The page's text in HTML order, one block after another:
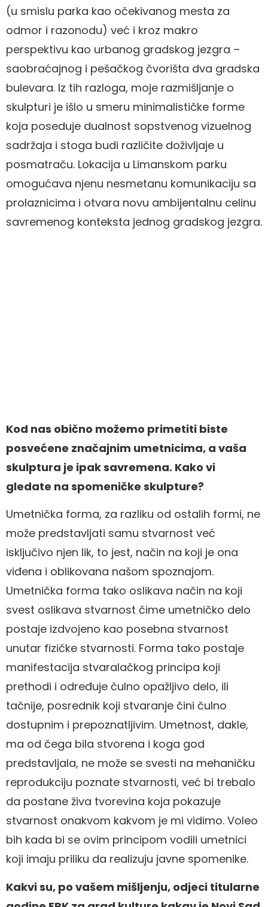
(u smislu parka kao očekivanog mesta za
odmor i razonodu) već i kroz makro
perspektivu kao urbanog gradskog jezgra –
saobraćajnog i pešačkog čvorišta dva gradska
bulevara. Iz tih razloga, moje razmišljanje o
skulpturi je išlo u smeru minimalističke forme
koja poseduje dualnost sopstvenog vizuelnog
sadržaja i stoga budi različite doživljaje u
posmatraču. Lokacija u Limanskom parku
omogućava njenu nesmetanu komunikaciju sa
prolaznicima i otvara novu ambijentalnu celinu
savremenog konteksta jednog gradskog jezgra.
Kod nas obično možemo primetiti biste
posvećene značajnim umetnicima, a vaša
skulptura je ipak savremena. Kako vi
gledate na spomeničke skulpture?
Umetnička forma, za razliku od ostalih formi, ne
može predstavljati samu stvarnost već
isključivo njen lik, to jest, način na koji je ona
viđena i oblikovana našom spoznajom.
Umetnička forma tako oslikava način na koji
svest oslikava stvarnost čime umetničko delo
postaje izdvojeno kao posebna stvarnost
unutar fizičke stvarnosti. Forma tako postaje
manifestacija stvaralačkog principa koji
prethodi i određuje čulno opažljivo delo, ili
tačnije, posrednik koji stvaranje čini čulno
dostupnim i prepoznatljivim. Umetnost, dakle,
ma od čega bila stvorena i koga god
predstavljala, ne može se svesti na mehaničku
reprodukciju poznate stvarnosti, već bi trebalo
da postane živa tvorevina koja pokazuje
stvarnost onakvom kakvom je mi vidimo. Voleo
bih kada bi se ovim principom vodili umetnici
koji imaju priliku da realizuju javne spomenike.
Kakvi su, po vašem mišljenju, odjeci titularne